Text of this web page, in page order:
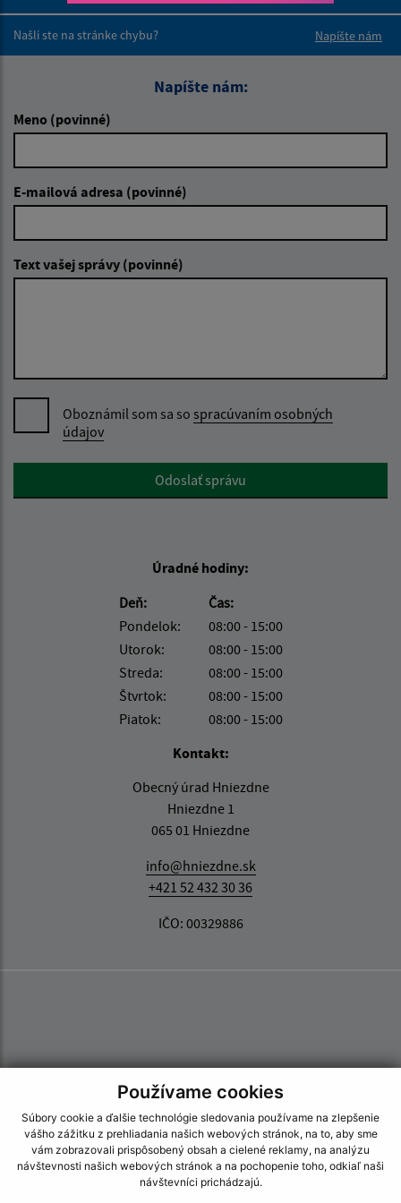
Používame cookies
Súbory cookie a ďalšie technológie sledovania používame na zlepšenie
vášho zážitku z prehliadania našich webových stránok, na to, aby sme
vám zobrazovali prispôsobený obsah a cielené reklamy, na analýzu
návštevnosti našich webových stránok a na pochopenie toho, odkiaľ naši
návštevníci prichádzajú.
Našli ste na stránke chybu?
Napíšte nám
Napíšte nám:
Meno (povinné)
E-mailová adresa (povinné)
Text vašej správy (povinné)
Oboznámil som sa so spracúvaním osobných
údajov
Google reCaptcha ResponseOdoslať správu
Úradné hodiny:
Deň:
Čas:
Pondelok:
08:00 - 15:00
Utorok:
08:00 - 15:00
Streda:
08:00 - 15:00
Štvrtok:
08:00 - 15:00
Piatok:
08:00 - 15:00
Kontakt:
Obecný úrad Hniezdne
Hniezdne 1
065 01 Hniezdne
info@hniezdne.sk
+421 52 432 30 36
IČO: 00329886